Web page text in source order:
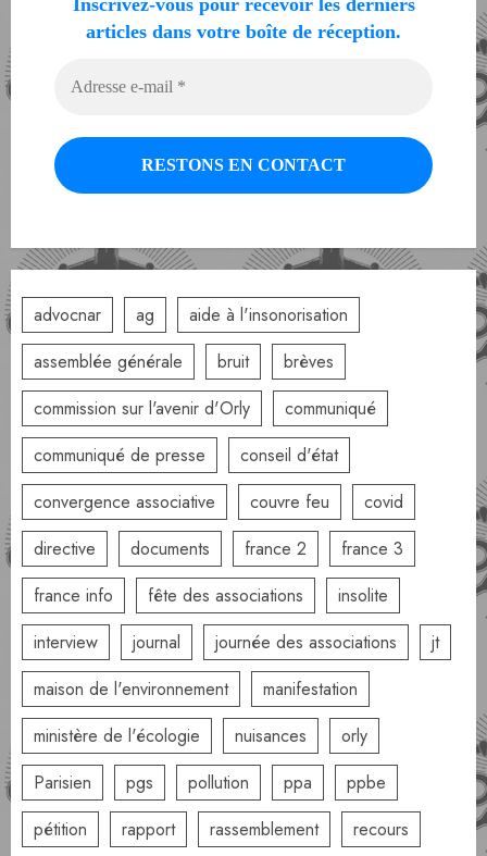
articles dans votre boîte de réception.
advocnar ag
aide à l'insonorisation
assemblée générale
bruit
brèves
commission sur l'avenir d'Orly
communiqué
communiqué de presse
conseil d'état
convergence associative
couvre feu
covid
directive
documents france 2
france 3
france info
fête des associations
insolite
interview
journal journée des associations
jt
maison de l'environnement
manifestation
ministère de l'écologie
nuisances
orly
Parisien
pgs pollution ppa
ppbe
pétition
rapport rassemblement recours